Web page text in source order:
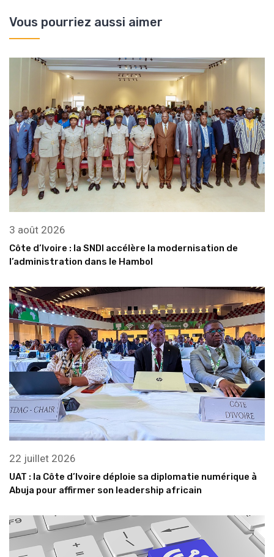
Vous pourriez aussi aimer
3 août 2026
Côte d’Ivoire : la SNDI accélère la modernisation de
l’administration dans le Hambol
22 juillet 2026
UAT : la Côte d’Ivoire déploie sa diplomatie numérique à
Abuja pour affirmer son leadership africain